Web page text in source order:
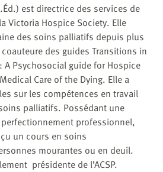
est directrice des services de
Victoria Hospice Society. Elle
des soins palliatifs depuis plus
des guides Transitions in
A Psychosocial guide for Hospice
Care of the Dying. Elle a
sur les compétences en travail
palliatifs. Possédant une
professionnel,
un cours en soins
mourantes ou en deuil.
présidente de l’ACSP.